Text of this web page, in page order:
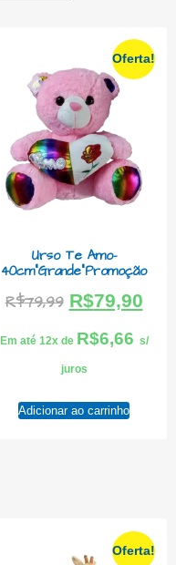
Oferta!
Urso Te Amo-
40cm”Grande”Promoção
R$79,99 R$79,90
Em até 12x de R$6,66 s/
juros
Adicionar ao carrinho
Oferta!